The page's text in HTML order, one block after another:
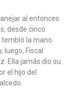
al entonces
desde cinco
la mano
Fiscal
Ella jamás dio su
el hijo del